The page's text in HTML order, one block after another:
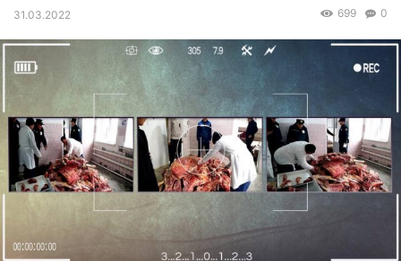
31.03.2022 0
699